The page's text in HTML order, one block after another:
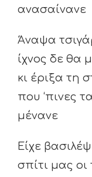
ανασαίνανε
Άναψα
ίχνος δε θα
κι έριξα τη
που ‘πινες
μένανε
Είχε
σπίτι μας οι